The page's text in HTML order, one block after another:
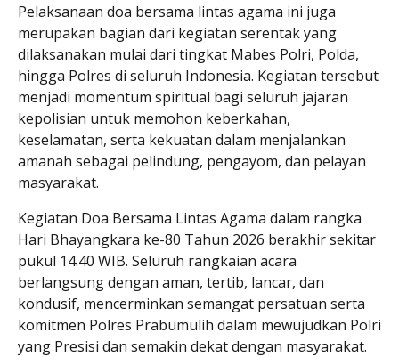
Pelaksanaan doa bersama lintas agama ini juga
merupakan bagian dari kegiatan serentak yang
dilaksanakan mulai dari tingkat Mabes Polri, Polda,
hingga Polres di seluruh Indonesia. Kegiatan tersebut
menjadi momentum spiritual bagi seluruh jajaran
kepolisian untuk memohon keberkahan,
keselamatan, serta kekuatan dalam menjalankan
amanah sebagai pelindung, pengayom, dan pelayan
masyarakat.
Kegiatan Doa Bersama Lintas Agama dalam rangka
Hari Bhayangkara ke-80 Tahun 2026 berakhir sekitar
pukul 14.40 WIB. Seluruh rangkaian acara
berlangsung dengan aman, tertib, lancar, dan
kondusif, mencerminkan semangat persatuan serta
komitmen Polres Prabumulih dalam mewujudkan Polri
yang Presisi dan semakin dekat dengan masyarakat.